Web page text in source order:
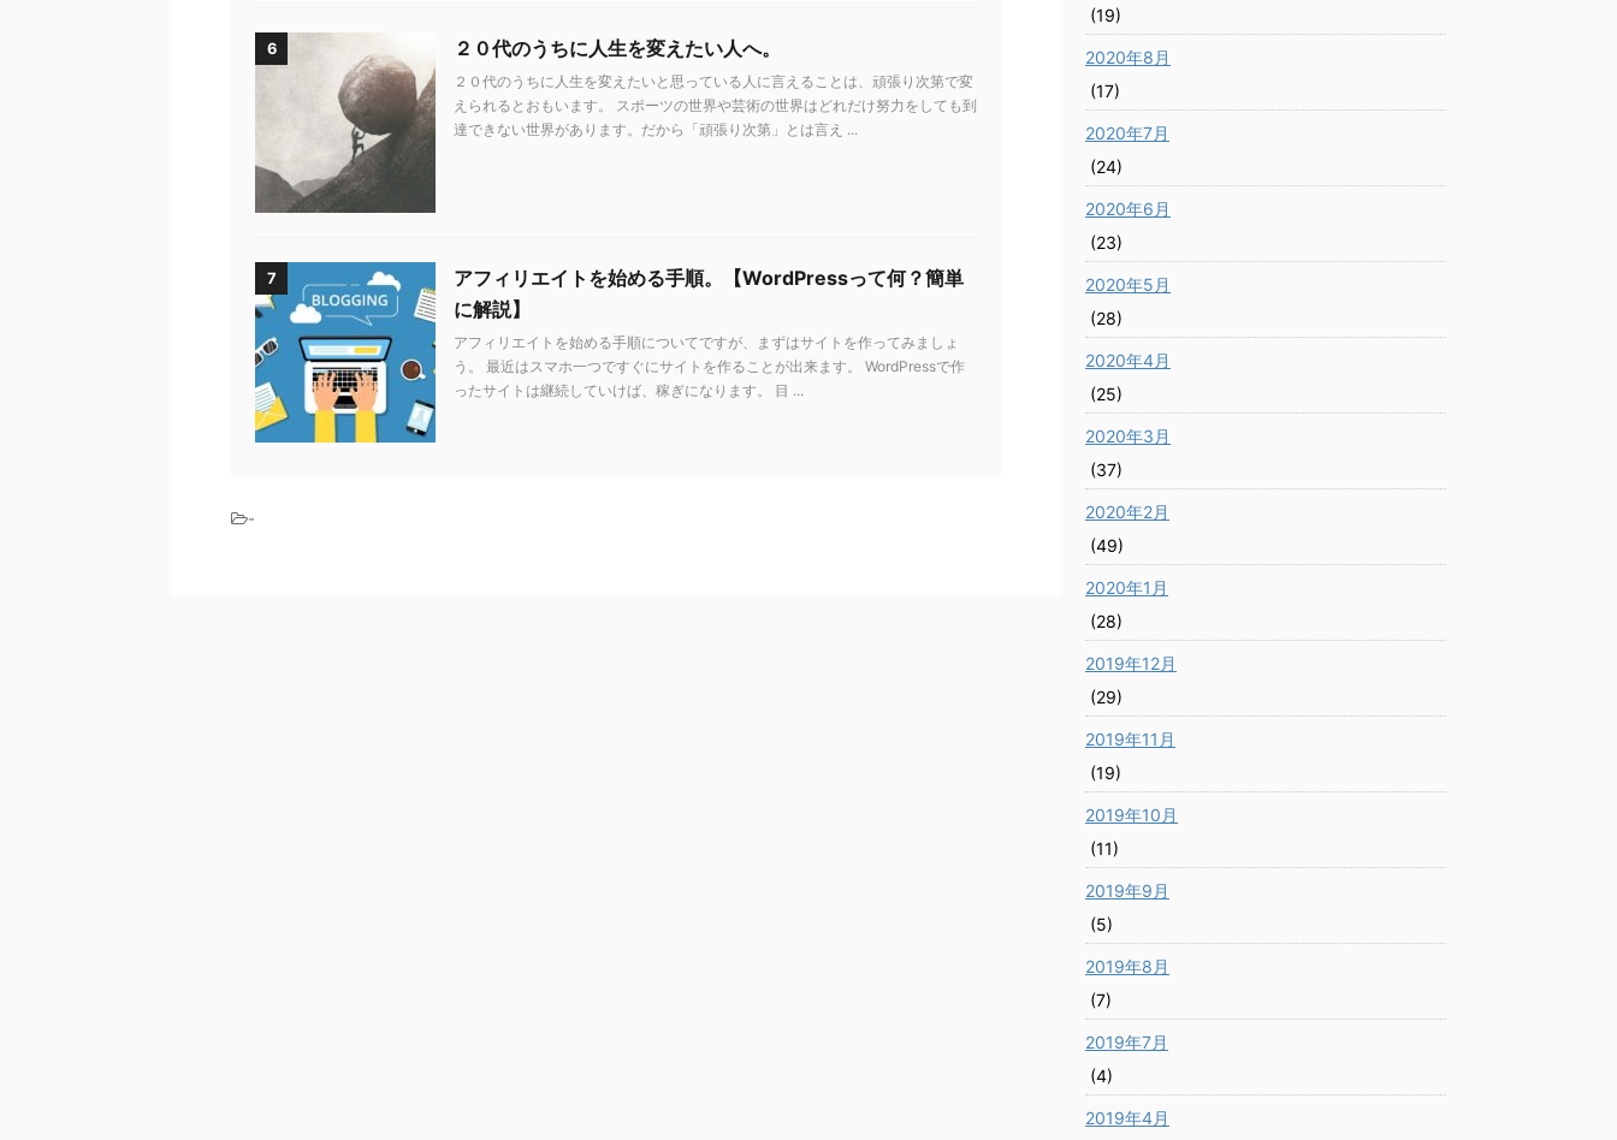
6 ２０代のうちに人生を変えたい人へ。
２０代のうちに人生を変えたいと思っている人に言えることは、頑張り次第で変
えられるとおもいます。 スポーツの世界や芸術の世界はどれだけ努力をしても到
達できない世界があります。だから「頑張り次第」とは言え ...
7
アフィリエイトを始める手順。【WordPressって何？簡単
に解説】
アフィリエイトを始める手順についてですが、まずはサイトを作ってみましょ
う。 最近はスマホ一つですぐにサイトを作ることが出来ます。 WordPressで作
ったサイトは継続していけば、稼ぎになります。 目 ...
-
(19)
2020年8月
(17)
2020年7月
(24)
2020年6月
(23)
2020年5月
(28)
2020年4月
(25)
2020年3月
(37)
2020年2月
(49)
2020年1月
(28)
2019年12月
(29)
2019年11月
(19)
2019年10月
(11)
2019年9月
(5)
2019年8月
(7)
2019年7月
(4)
2019年4月